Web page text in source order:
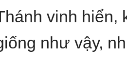
vinh hiển,
như vậy,